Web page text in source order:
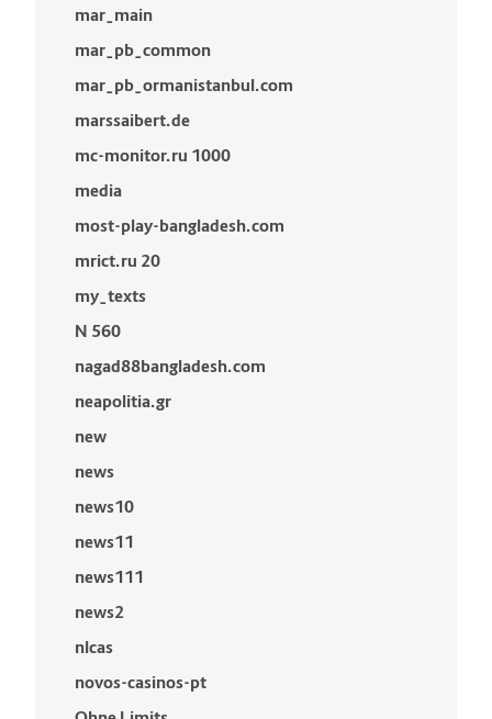
mar_main
mar_pb_common
mar_pb_ormanistanbul.com
marssaibert.de
mc-monitor.ru 1000
media
most-play-bangladesh.com
mrict.ru 20
my_texts
N 560
nagad88bangladesh.com
neapolitia.gr
new
news
news10
news11
news111
news2
nlcas
novos-casinos-pt